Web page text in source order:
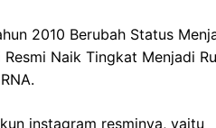
2010 Berubah Status
Naik Tingkat Menjadi
instagram resminya, yaitu